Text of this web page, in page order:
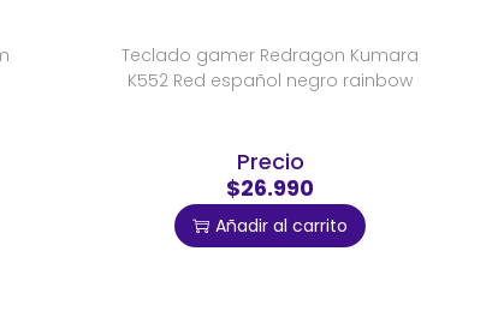
Teclado gamer Redragon Kumara
K552 Red español negro rainbow
Precio
$26.990
Añadir al carrito